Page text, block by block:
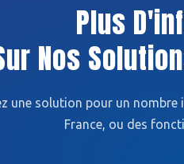
Plus
Nos
une solution pour un
France, ou des